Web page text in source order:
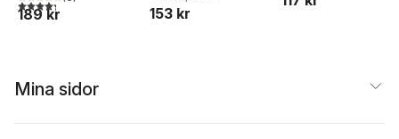
4,3utav 5 stjärnor. Totalt antal röster:
189 kr 153 kr
Mina sidor